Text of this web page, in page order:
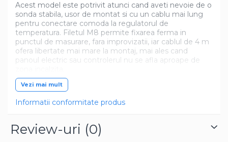
Acest model este potrivit atunci cand aveti nevoie de o
sonda stabila, usor de montat si cu un cablu mai lung
pentru conectare comoda la regulatorul de
temperatura. Filetul M8 permite fixarea ferma in
punctul de masurare, fara improvizatii, iar cablul de 4 m
ofera libertate mai mare la montaj, mai ales cand
panoul electric sau controlerul nu se afla aproape de
Sonda se poate utiliza pe blocuri metalice, matrite,
tehnice si instalatii unde temperatura trebuie citita
piesa utila pentru service-uri, fabrici, ateliere de
mentenanta si firme care lucreaza zilnic cu utilaje de
Vezi mai mult
Informatii conformitate produs
Review-uri (0)